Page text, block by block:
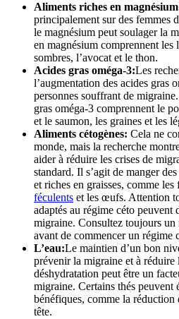
Aliments riches en
principalement sur des femmes
le magnésium peut soulager la
en magnésium comprennent les
sombres, l’avocat et le thon.
Acides gras oméga-3:Les
l’augmentation des acides gras
personnes souffrant de
gras oméga-3 comprennent le
et le saumon, les graines et les
Aliments cétogènes: Cela ne
monde, mais la recherche
aider à réduire les crises de
standard. Il s’agit de manger
et riches en graisses, comme les
féculents et les œufs. Attention
adaptés au régime céto peuvent
migraine. Consultez toujours
avant de commencer un régime
L’eau:Le maintien d’un bon
prévenir la migraine et à réduire
déshydratation peut être un
migraine. Certains thés peuvent
bénéfiques, comme la réduction
tête.